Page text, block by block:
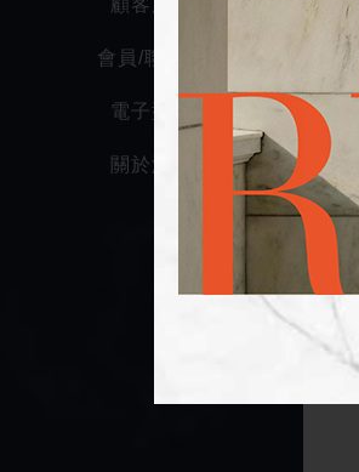
會員/聯名卡
電子型錄
關於漢神